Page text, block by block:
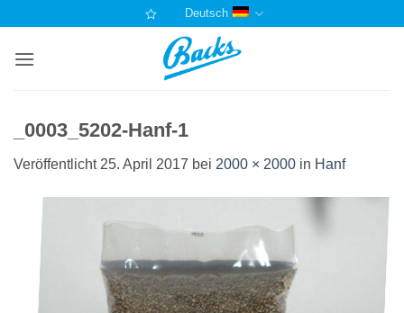
springen
Deutsch
_0003_5202-Hanf-1
Veröffentlicht 25. April 2017 bei 2000 × 2000 in Hanf